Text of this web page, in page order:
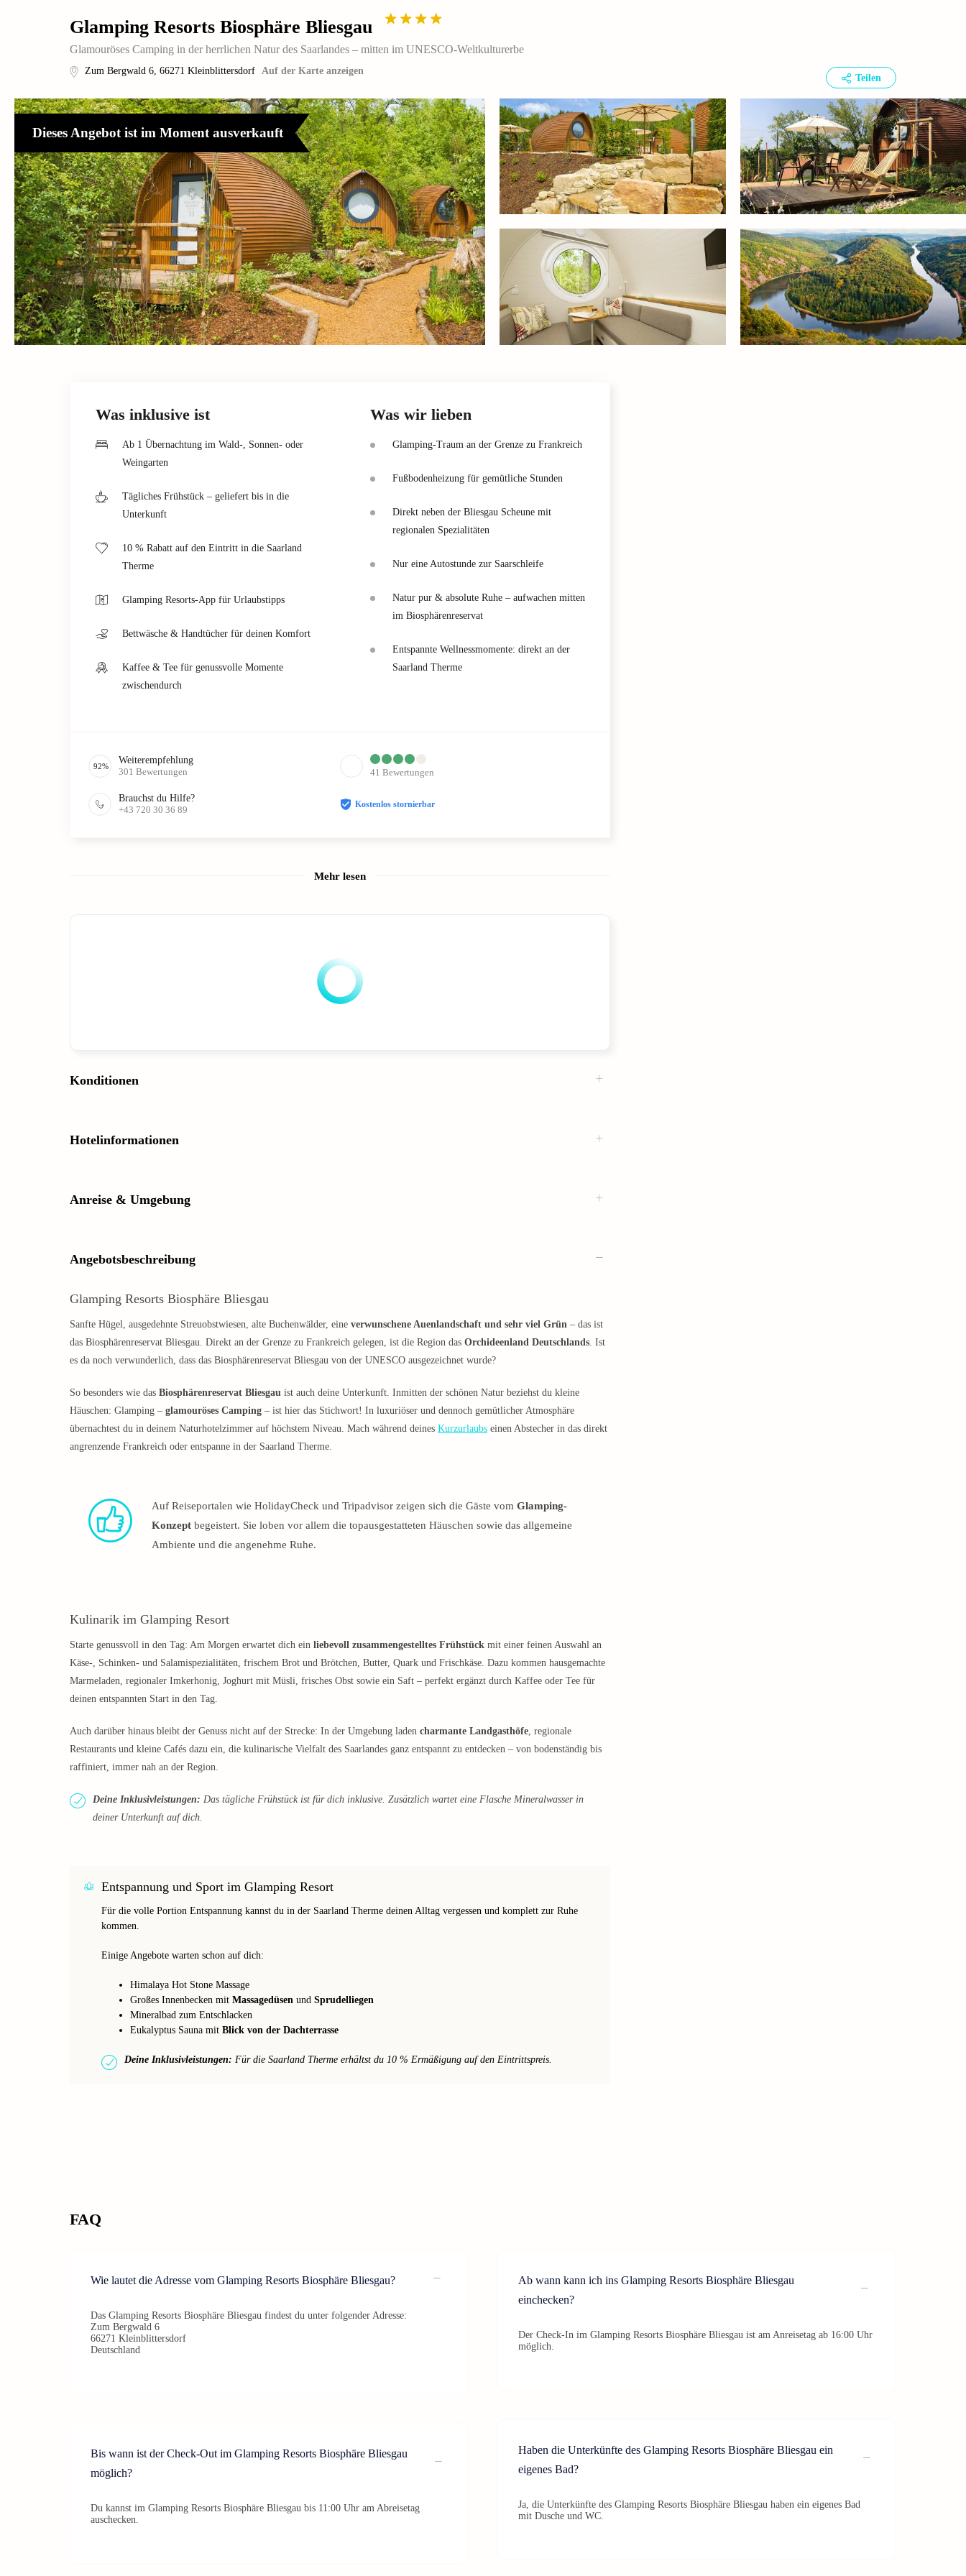
Glamping Resorts Biosphäre Bliesgau
Glamouröses Camping in der herrlichen Natur des Saarlandes – mitten im UNESCO-Weltkulturerbe
Zum Bergwald 6, 66271 Kleinblittersdorf Auf der Karte anzeigen
Teilen
Dieses Angebot ist im Moment ausverkauft
Was inklusive ist
Ab 1 Übernachtung im Wald-, Sonnen- oder
Weingarten
Tägliches Frühstück – geliefert bis in die
Unterkunft
10 % Rabatt auf den Eintritt in die Saarland
Therme
Glamping Resorts-App für Urlaubstipps
Bettwäsche & Handtücher für deinen Komfort
Kaffee & Tee für genussvolle Momente
zwischendurch
Was wir lieben
Glamping-Traum an der Grenze zu Frankreich
Fußbodenheizung für gemütliche Stunden
Direkt neben der Bliesgau Scheune mit
regionalen Spezialitäten
Nur eine Autostunde zur Saarschleife
Natur pur & absolute Ruhe – aufwachen mitten
im Biosphärenreservat
Entspannte Wellnessmomente: direkt an der
Saarland Therme
92%
Weiterempfehlung
301 Bewertungen 41 Bewertungen
Brauchst du Hilfe?
+43 720 30 36 89
Kostenlos stornierbar
Mehr lesen
Konditionen
Hotelinformationen
Anreise & Umgebung
Angebotsbeschreibung
Glamping Resorts Biosphäre Bliesgau
Sanfte Hügel, ausgedehnte Streuobstwiesen, alte Buchenwälder, eine verwunschene Auenlandschaft und sehr viel Grün – das ist
das Biosphärenreservat Bliesgau. Direkt an der Grenze zu Frankreich gelegen, ist die Region das Orchideenland Deutschlands . Ist
es da noch verwunderlich, dass das Biosphärenreservat Bliesgau von der UNESCO ausgezeichnet wurde?
So besonders wie das Biosphärenreservat Bliesgau ist auch deine Unterkunft. Inmitten der schönen Natur beziehst du kleine
Häuschen: Glamping – glamouröses Camping – ist hier das Stichwort! In luxuriöser und dennoch gemütlicher Atmosphäre
übernachtest du in deinem Naturhotelzimmer auf höchstem Niveau. Mach während deines Kurzurlaubs einen Abstecher in das direkt
angrenzende Frankreich oder entspanne in der Saarland Therme.
Auf Reiseportalen wie HolidayCheck und Tripadvisor zeigen sich die Gäste vom Glamping-
Konzept begeistert. Sie loben vor allem die topausgestatteten Häuschen sowie das allgemeine
Ambiente und die angenehme Ruhe.
Kulinarik im Glamping Resort
Starte genussvoll in den Tag: Am Morgen erwartet dich ein liebevoll zusammengestelltes Frühstück mit einer feinen Auswahl an
Käse-, Schinken- und Salamispezialitäten, frischem Brot und Brötchen, Butter, Quark und Frischkäse. Dazu kommen hausgemachte
Marmeladen, regionaler Imkerhonig, Joghurt mit Müsli, frisches Obst sowie ein Saft – perfekt ergänzt durch Kaffee oder Tee für
deinen entspannten Start in den Tag.
Auch darüber hinaus bleibt der Genuss nicht auf der Strecke: In der Umgebung laden charmante Landgasthöfe , regionale
Restaurants und kleine Cafés dazu ein, die kulinarische Vielfalt des Saarlandes ganz entspannt zu entdecken – von bodenständig bis
raffiniert, immer nah an der Region.
Deine Inklusivleistungen: Das tägliche Frühstück ist für dich inklusive. Zusätzlich wartet eine Flasche Mineralwasser in
deiner Unterkunft auf dich.
Entspannung und Sport im Glamping Resort
Für die volle Portion Entspannung kannst du in der Saarland Therme deinen Alltag vergessen und komplett zur Ruhe
kommen.
Einige Angebote warten schon auf dich:
Himalaya Hot Stone Massage
Großes Innenbecken mit Massagedüsen und Sprudelliegen
Mineralbad zum Entschlacken
Eukalyptus Sauna mit Blick von der Dachterrasse
Deine Inklusivleistungen: Für die Saarland Therme erhältst du 10 % Ermäßigung auf den Eintrittspreis.
FAQ
Wie lautet die Adresse vom Glamping Resorts Biosphäre Bliesgau?
Das Glamping Resorts Biosphäre Bliesgau findest du unter folgender Adresse:
Zum Bergwald 6
66271 Kleinblittersdorf
Deutschland
Bis wann ist der Check-Out im Glamping Resorts Biosphäre Bliesgau
möglich?
Du kannst im Glamping Resorts Biosphäre Bliesgau bis 11:00 Uhr am Abreisetag
auschecken.
Ab wann kann ich ins Glamping Resorts Biosphäre Bliesgau
einchecken?
Der Check-In im Glamping Resorts Biosphäre Bliesgau ist am Anreisetag ab 16:00 Uhr
möglich.
Haben die Unterkünfte des Glamping Resorts Biosphäre Bliesgau ein
eigenes Bad?
Ja, die Unterkünfte des Glamping Resorts Biosphäre Bliesgau haben ein eigenes Bad
mit Dusche und WC.